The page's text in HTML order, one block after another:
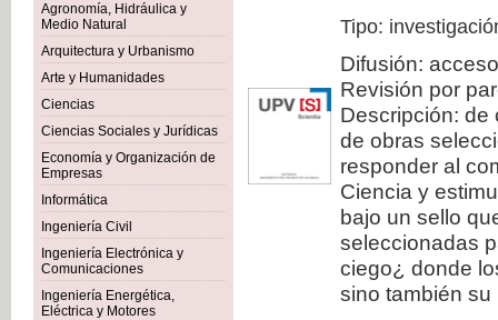
Agronomía, Hidráulica y
Medio Natural
Arquitectura y Urbanismo
Arte y Humanidades
Ciencias
Ciencias Sociales y Jurídicas
Economía y Organización de
Empresas
Informática
Ingeniería Civil
Ingeniería Electrónica y
Comunicaciones
Ingeniería Energética,
Eléctrica y Motores
Tipo:
Difusión:
Revisión por
Descripción: de
de obras
responder al
Ciencia y
bajo un sello
seleccionadas
ciego¿ donde
sino también